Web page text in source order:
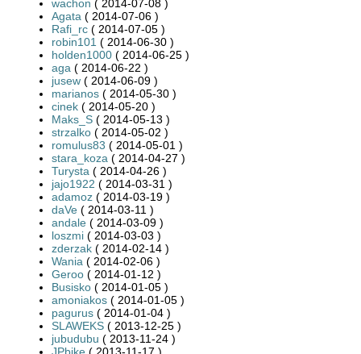
wachon ( 2014-07-08 )
Agata ( 2014-07-06 )
Rafi_rc ( 2014-07-05 )
robin101 ( 2014-06-30 )
holden1000 ( 2014-06-25 )
aga ( 2014-06-22 )
jusew ( 2014-06-09 )
marianos ( 2014-05-30 )
cinek ( 2014-05-20 )
Maks_S ( 2014-05-13 )
strzalko ( 2014-05-02 )
romulus83 ( 2014-05-01 )
stara_koza ( 2014-04-27 )
Turysta ( 2014-04-26 )
jajo1922 ( 2014-03-31 )
adamoz ( 2014-03-19 )
daVe ( 2014-03-11 )
andale ( 2014-03-09 )
loszmi ( 2014-03-03 )
zderzak ( 2014-02-14 )
Wania ( 2014-02-06 )
Geroo ( 2014-01-12 )
Busisko ( 2014-01-05 )
amoniakos ( 2014-01-05 )
pagurus ( 2014-01-04 )
SLAWEKS ( 2013-12-25 )
jubudubu ( 2013-11-24 )
JPbike ( 2013-11-17 )